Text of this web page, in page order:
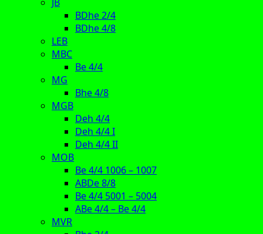
BDhe 2/4
BDhe 4/8
LEB
MBC
Be 4/4
MG
Bhe 4/8
MGB
Deh 4/4
Deh 4/4 I
Deh 4/4 II
MOB
Be 4/4 1006 – 1007
ABDe 8/8
Be 4/4 5001 – 5004
ABe 4/4 – Be 4/4
MVR